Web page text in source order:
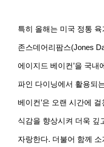
특히 올해는 미국 정통 육
존스데어리팜스(Jones
에이지드 베이컨’을 국내
파인 다이닝에서 활용되
베이컨’은 오랜 시간에
식감을 향상시켜 더욱 깊
자랑한다. 더불어 함께 소